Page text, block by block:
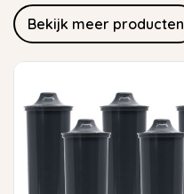
Bekijk meer producten